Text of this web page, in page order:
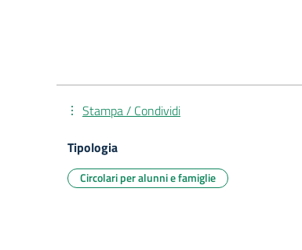
Stampa / Condividi
Tipologia
Circolari per alunni e famiglie